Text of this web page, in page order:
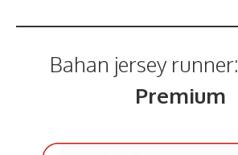
Bahan jersey runner:
Premium